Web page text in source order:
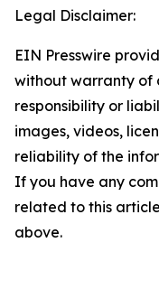
Legal Disclaimer:
EIN Presswire
without warranty of
responsibility or
images, videos,
reliability of the
If you have any
related to this
above.